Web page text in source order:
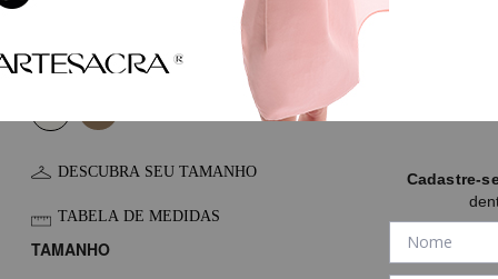
COR
DESCUBRA SEU TAMANHO
TABELA DE MEDIDAS
TAMANHO
Cadastre-